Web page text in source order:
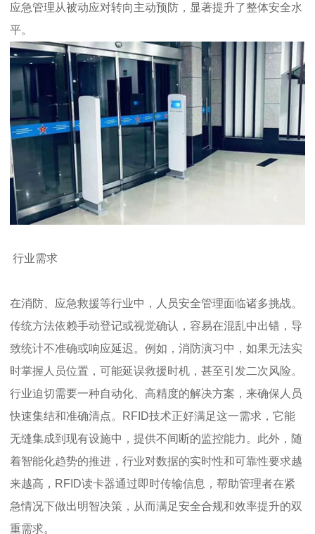
应急管理从被动应对转向主动预防，显著提升了整体安全水
平。
行业需求
在消防、应急救援等行业中，人员安全管理面临诸多挑战。
传统方法依赖手动登记或视觉确认，容易在混乱中出错，导
致统计不准确或响应延迟。例如，消防演习中，如果无法实
时掌握人员位置，可能延误救援时机，甚至引发二次风险。
行业迫切需要一种自动化、高精度的解决方案，来确保人员
快速集结和准确清点。RFID技术正好满足这一需求，它能
无缝集成到现有设施中，提供不间断的监控能力。此外，随
着智能化趋势的推进，行业对数据的实时性和可靠性要求越
来越高，RFID读卡器通过即时传输信息，帮助管理者在紧
急情况下做出明智决策，从而满足安全合规和效率提升的双
重需求。